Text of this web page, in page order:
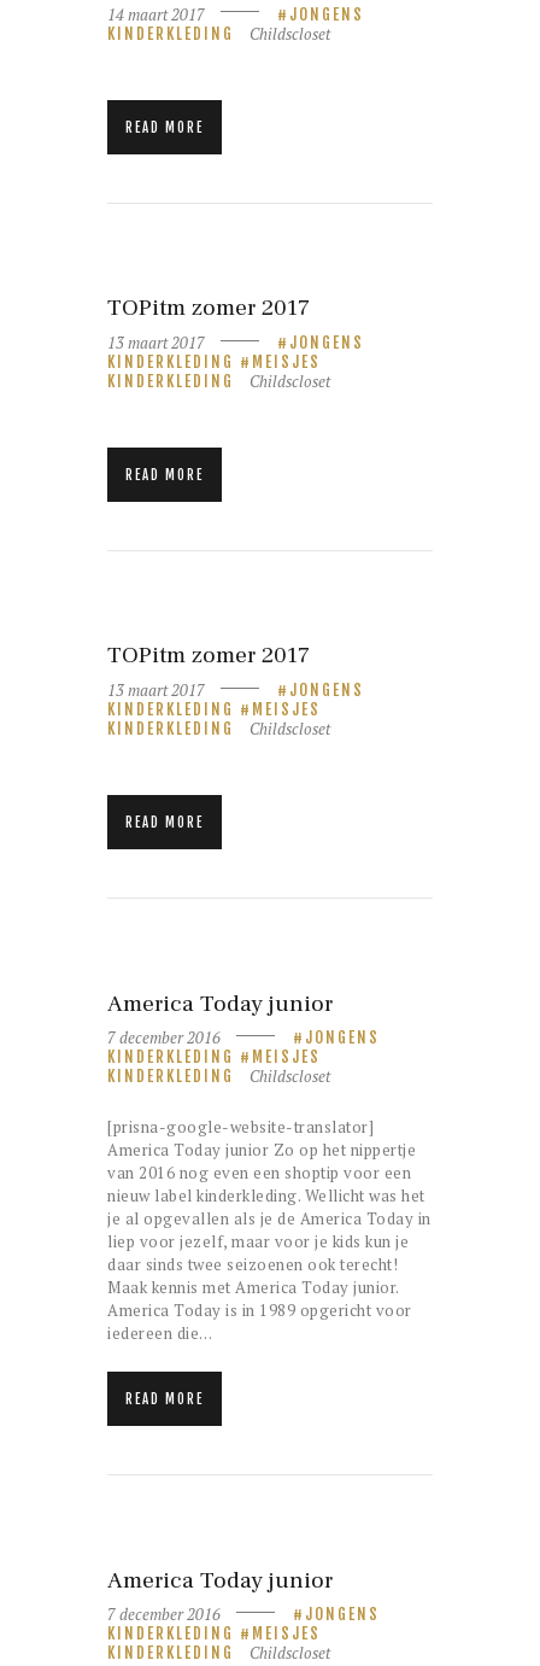
14 maart 2017
JONGENS
KINDERKLEDING
Childscloset
READ MORE
TOPitm zomer 2017
13 maart 2017
JONGENS
KINDERKLEDING
MEISJES
KINDERKLEDING
Childscloset
READ MORE
TOPitm zomer 2017
13 maart 2017
JONGENS
KINDERKLEDING
MEISJES
KINDERKLEDING
Childscloset
READ MORE
America Today junior
7 december 2016
JONGENS
KINDERKLEDING
MEISJES
KINDERKLEDING
Childscloset
[prisna-google-website-translator]
America Today junior Zo op het nippertje
van 2016 nog even een shoptip voor een
nieuw label kinderkleding. Wellicht was het
je al opgevallen als je de America Today in
liep voor jezelf, maar voor je kids kun je
daar sinds twee seizoenen ook terecht!
Maak kennis met America Today junior.
America Today is in 1989 opgericht voor
iedereen die…
READ MORE
America Today junior
7 december 2016
JONGENS
KINDERKLEDING
MEISJES
KINDERKLEDING
Childscloset